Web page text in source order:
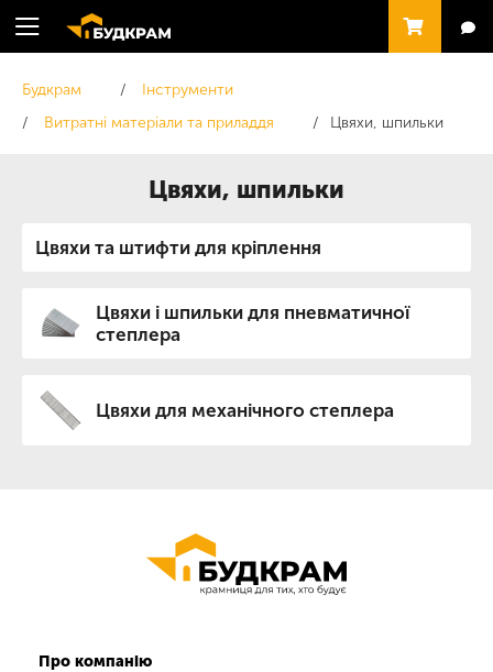
Будкрам
Інструменти
Витратні матеріали та приладдя
Цвяхи, шпильки
Цвяхи, шпильки
Цвяхи та штифти для кріплення
Цвяхи і шпильки для пневматичної
степлера
Цвяхи для механічного степлера
Про компанію